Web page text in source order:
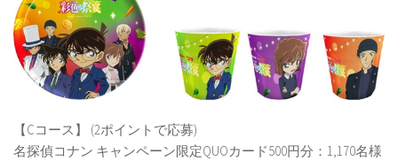
【Cコース】 (2ポイントで応募)
名探偵コナン キャンペーン限定QUOカード500円分：1,170名様